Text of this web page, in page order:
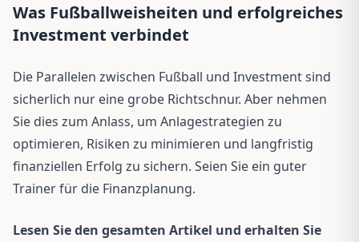
Was Fußballweisheiten und erfolgreiches
Investment verbindet
Die Parallelen zwischen Fußball und Investment sind
sicherlich nur eine grobe Richtschnur. Aber nehmen
Sie dies zum Anlass, um Anlagestrategien zu
optimieren, Risiken zu minimieren und langfristig
finanziellen Erfolg zu sichern. Seien Sie ein guter
Trainer für die Finanzplanung.
Lesen Sie den gesamten Artikel und erhalten Sie